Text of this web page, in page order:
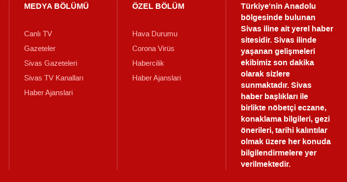
MEDYA BÖLÜMÜ
Canlı TV
Gazeteler
Sivas Gazeteleri
Sivas TV Kanalları
Haber Ajanslari
ÖZEL BÖLÜM
Hava Durumu
Corona Virüs
Habercilik
Haber Ajanslari
Türkiye'nin Anadolu
bölgesinde bulunan
Sivas iline ait yerel haber
sitesidir. Sivas ilinde
yaşanan gelişmeleri
ekibimiz son dakika
olarak sizlere
sunmaktadır.Sivas
haberbaşlıkları ile
birlikte nöbetçi eczane,
konaklama bilgileri, gezi
önerileri, tarihi kalıntılar
olmak üzere her konuda
bilgilendirmelere yer
verilmektedir.